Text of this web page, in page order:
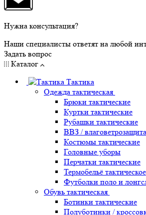
Нужна консультация?
Наши специалисты ответят на любой
Задать вопрос
Каталог
Тактика
Одежда тактическая
Брюки тактические
Куртки тактические
Рубашки тактические
ВВЗ / влаговетрозащита
Костюмы тактические
Головные уборы
Перчатки тактические
Термобельё тактическое
Футболки поло и
Обувь тактическая
Ботинки тактические
Полуботинки /